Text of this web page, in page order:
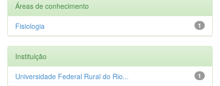
Áreas de conhecimento
1
Fisiologia
Instituição
1
Universidade Federal Rural do Rio...